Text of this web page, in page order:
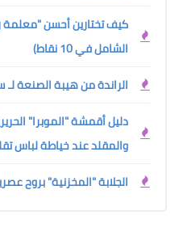
كيف تختارين أحسن
الشامل في 10 نقاط)
الراندة من هيبة الصنعة
دليل أقمشة "الموبرا"
والمقلد عند خياطة لباس
الجلابة "المخزنية" بروح